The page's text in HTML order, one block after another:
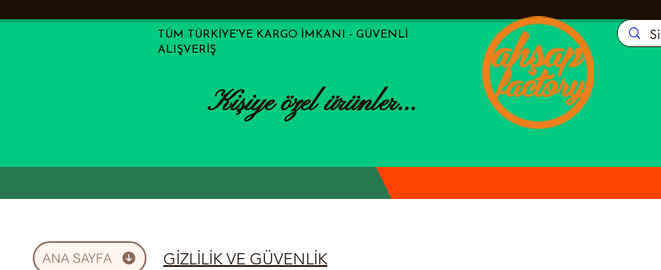
TÜM TÜRKİYE'YE KARGO İMKANI - GÜVENLİ
ALIŞVERİŞ
Kişiye özel ürünler...
ANA SAYFA GİZLİLİK VE GÜVENLİK